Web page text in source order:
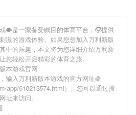
🐡是一家备受瞩目的体育平台，🧒提供
激的游戏体验。如果您想加入万利新版
中的乐趣，本文将为您详细介绍万利新
您轻松开启精彩的体育之旅。
本游戏官网
输入万利新版本游戏的官方网址🍇
app/610213574.html）。您可以通过搜
址来访问。